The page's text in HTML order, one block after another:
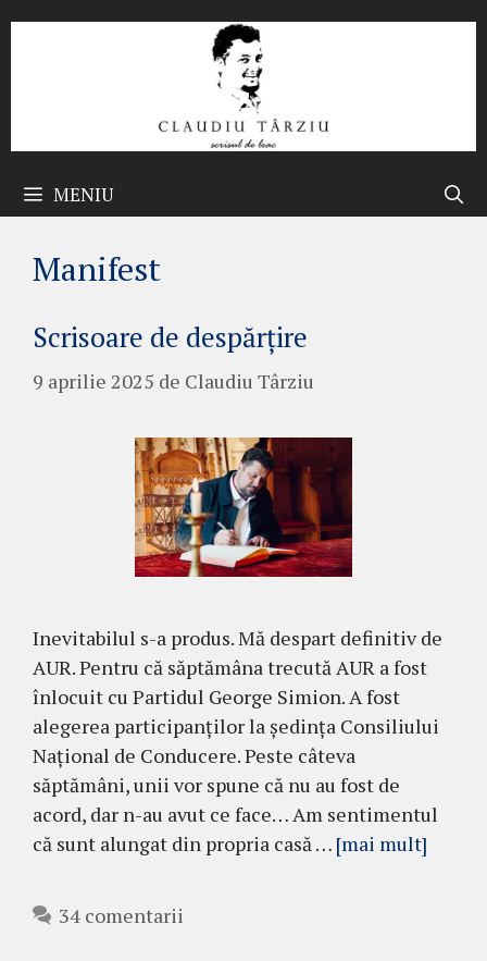
MENIU
Manifest
Scrisoare de despărțire
9 aprilie 2025 de Claudiu Târziu
Inevitabilul s-a produs. Mă despart definitiv de
AUR. Pentru că săptămâna trecută AUR a fost
înlocuit cu Partidul George Simion. A fost
alegerea participanților la ședința Consiliului
Național de Conducere. Peste câteva
săptămâni, unii vor spune că nu au fost de
acord, dar n-au avut ce face… Am sentimentul
că sunt alungat din propria casă … [mai mult]
34 comentarii